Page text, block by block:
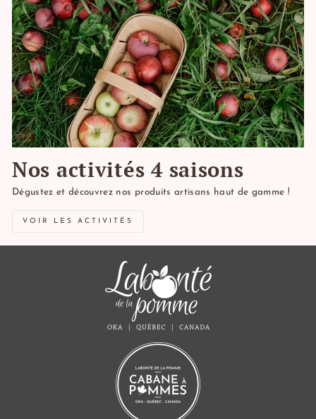
Nos activités 4 saisons
Dégustez et découvrez nos produits artisans haut de gamme !
VOIR LES ACTIVITÉS